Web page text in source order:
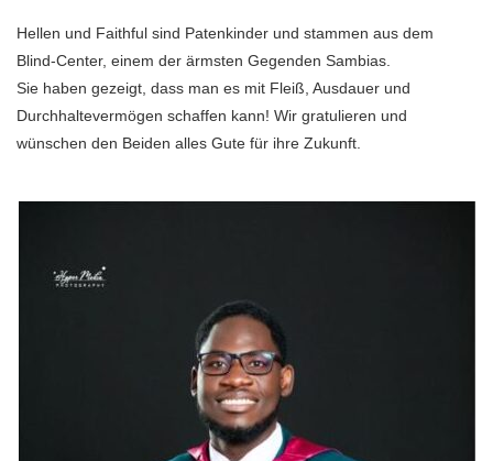
Hellen und Faithful sind Patenkinder und stammen aus dem
Blind-Center, einem der ärmsten Gegenden Sambias.
Sie haben gezeigt, dass man es mit Fleiß, Ausdauer und
Durchhaltevermögen schaffen kann! Wir gratulieren und
wünschen den Beiden alles Gute für ihre Zukunft.